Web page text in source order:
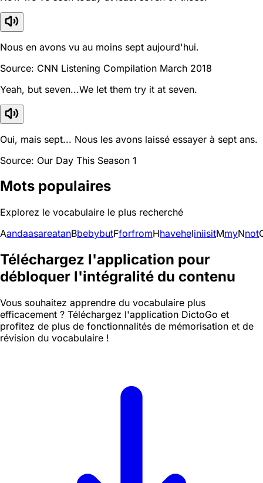
Nous en avons vu au moins sept aujourd'hui.
Source: CNN Listening Compilation March 2018
Yeah, but seven...We let them try it at seven.
Oui, mais sept... Nous les avons laissé essayer à sept ans.
Source: Our Day This Season 1
Mots populaires
Explorez le vocabulaire le plus recherché
AandaasareatanBbebybutFforfromHhaveheIiniisitMmyNnot
Téléchargez l'application pour
débloquer l'intégralité du contenu
Vous souhaitez apprendre du vocabulaire plus
efficacement ? Téléchargez l'application DictoGo et
profitez de plus de fonctionnalités de mémorisation et de
révision du vocabulaire !